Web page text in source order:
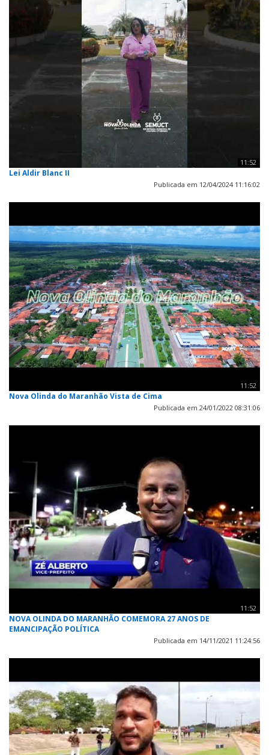
11:52
Lei Aldir Blanc II
Publicada em 12/04/2024 11:16:02
11:52
Nova Olinda do Maranhão Vista de Cima
Publicada em 24/01/2022 08:31:06
11:52
NOVA OLINDA DO MARANHÃO COMEMORA 27 ANOS DE
EMANCIPAÇÃO POLÍTICA
Publicada em 14/11/2021 11:24:56